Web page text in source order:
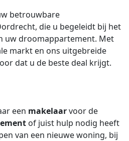
betrouwbare
die u begeleidt bij het
uw droomappartement. Met
markt en ons uitgebreide
dat u de beste deal krijgt.
een makelaarvoor de
of juist hulp nodig heeft
van een nieuwe woning, bij